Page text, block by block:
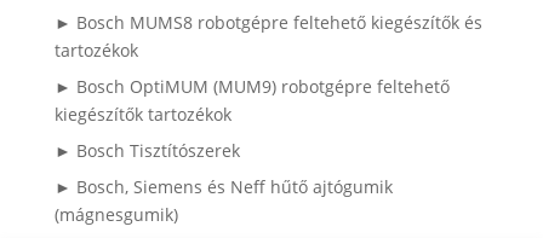
► Bosch MUMS8 robotgépre feltehető kiegészítők és
tartozékok
► Bosch OptiMUM (MUM9) robotgépre feltehető
kiegészítők tartozékok
► Bosch Tisztítószerek
► Bosch, Siemens és Neff hűtő ajtógumik
(mágnesgumik)